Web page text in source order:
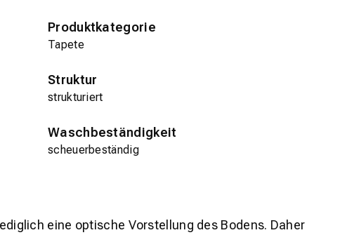
Produktkategorie
Tapete
Struktur
strukturiert
Waschbeständigkeit
scheuerbeständig
eine optische Vorstellung des Bodens. Daher